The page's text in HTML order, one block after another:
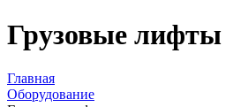
Грузовые лифты
Главная
Оборудование